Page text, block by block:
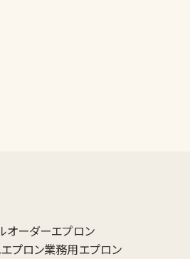
オーダーエプロン
プロン業務用エプロン